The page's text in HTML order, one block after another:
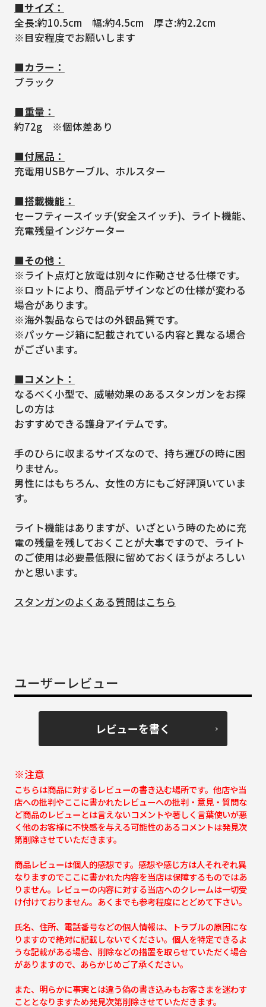
■サイズ：
全長:約10.5cm 幅:約4.5cm 厚さ:約2.2cm
※目安程度でお願いします
■カラー：
ブラック
■重量：
約72g ※個体差あり
■付属品：
充電用USBケーブル、ホルスター
■搭載機能：
セーフティースイッチ(安全スイッチ)、ライト機能、
充電残量インジケーター
■その他：
※ライト点灯と放電は別々に作動させる仕様です。
※ロットにより、商品デザインなどの仕様が変わる
場合があります。
※海外製品ならではの外観品質です。
※パッケージ箱に記載されている内容と異なる場合
がございます。
■コメント：
なるべく小型で、威嚇効果のあるスタンガンをお探
しの方は
おすすめできる護身アイテムです。
手のひらに収まるサイズなので、持ち運びの時に困
りません。
男性にはもちろん、女性の方にもご好評頂いていま
す。
ライト機能はありますが、いざという時のために充
電の残量を残しておくことが大事ですので、ライト
のご使用は必要最低限に留めておくほうがよろしい
かと思います。
スタンガンのよくある質問はこちら
ユーザーレビュー
レビューを書く
※注意
こちらは商品に対するレビューの書き込む場所です。他店や当
店への批判やここに書かれたレビューへの批判・意見・質問な
ど商品のレビューとは言えないコメントや著しく言葉使いが悪
く他のお客様に不快感を与える可能性のあるコメントは発見次
第削除させていただきます。
商品レビューは個人的感想です。感想や感じ方は人それぞれ異
なりますのでここに書かれた内容を当店は保障するものではあ
りません。レビューの内容に対する当店へのクレームは一切受
け付けておりません。あくまでも参考程度にとどめて下さい。
氏名、住所、電話番号などの個人情報は、トラブルの原因にな
りますので絶対に記載しないでください。個人を特定できるよ
うな記載がある場合、削除などの措置を取らせていただく場合
がありますので、あらかじめご了承ください。
また、明らかに事実とは違う偽の書き込みもお客さまを迷わす
こととなりますため発見次第削除させていただきます。